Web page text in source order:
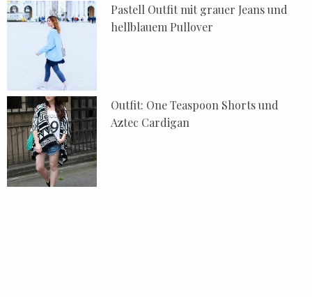
Pastell Outfit mit grauer Jeans und
hellblauem Pullover
Outfit: One Teaspoon Shorts und
Aztec Cardigan